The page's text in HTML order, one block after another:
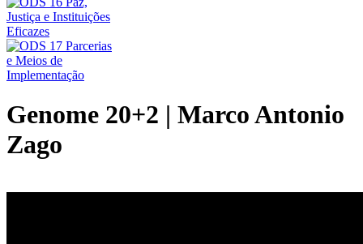
Genome 20+2 | Marco Antonio
Zago